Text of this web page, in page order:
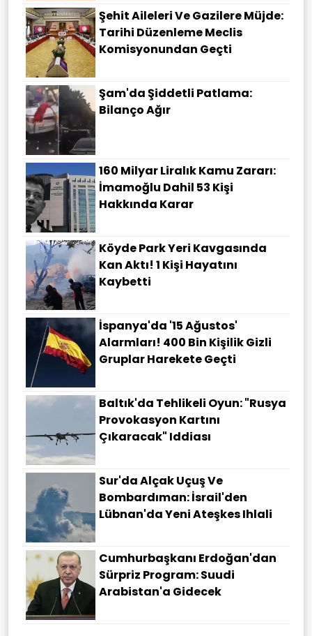
Şehit Aileleri Ve Gazilere Müjde:
Tarihi Düzenleme Meclis
Komisyonundan Geçti
Şam'da Şiddetli Patlama:
Bilanço Ağır
160 Milyar Liralık Kamu Zararı:
İmamoğlu Dahil 53 Kişi
Hakkında Karar
Köyde Park Yeri Kavgasında
Kan Aktı! 1 Kişi Hayatını
Kaybetti
İspanya'da '15 Ağustos'
Alarmları! 400 Bin Kişilik Gizli
Gruplar Harekete Geçti
Baltık'da Tehlikeli Oyun: "Rusya
Provokasyon Kartını
Çıkaracak" Iddiası
Sur'da Alçak Uçuş Ve
Bombardıman: İsrail'den
Lübnan'da Yeni Ateşkes Ihlali
Cumhurbaşkanı Erdoğan'dan
Sürpriz Program: Suudi
Arabistan'a Gidecek